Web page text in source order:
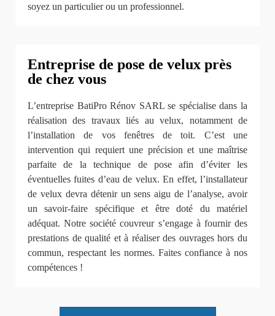
soyez un particulier ou un professionnel.
Entreprise de pose de velux près
de chez vous
L’entreprise BatiPro Rénov SARL se spécialise dans la
réalisation des travaux liés au velux, notamment de
l’installation de vos fenêtres de toit. C’est une
intervention qui requiert une précision et une maîtrise
parfaite de la technique de pose afin d’éviter les
éventuelles fuites d’eau de velux. En effet, l’installateur
de velux devra détenir un sens aigu de l’analyse, avoir
un savoir-faire spécifique et être doté du matériel
adéquat. Notre société couvreur s’engage à fournir des
prestations de qualité et à réaliser des ouvrages hors du
commun, respectant les normes. Faites confiance à nos
compétences !